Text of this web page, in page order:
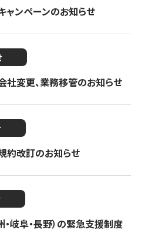
ンペーンのお知らせ
社変更、業務移管のお知らせ
約改訂のお知らせ
岐阜・長野）の緊急支援制度